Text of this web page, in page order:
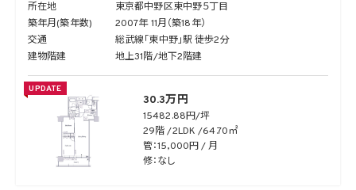
所在地
東京都中野区東中野５丁目
築年月(築年数)
2007年 11月（築18年）
交通
総武線「東中野」駅 徒歩2分
建物階建
地上31階/地下2階建
UPDATE
30.3万円
15482.88円/坪
29階
2LDK
64.70㎡
管：15,000円 / 月
修：なし